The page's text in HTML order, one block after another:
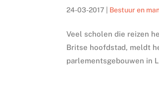
24-03-2017 Bestuur en
Veel scholen die reizen
Britse hoofdstad, meldt
parlementsgebouwen in